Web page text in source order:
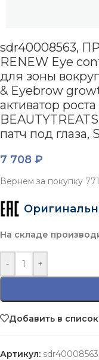
sdr40008563,
RENEW Eye
для зоны вокруг
& Eyebrow
активатор
патч под глаза,
7 708 ₽
Вернем за покупку
На складе
- +
Добавить в
Артикул: sdr40008563